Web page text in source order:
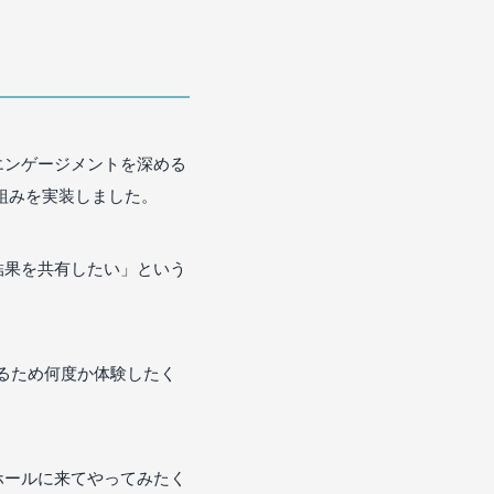
ゲージメントを深める
を実装しました。
を共有したい」という
め何度か体験したく
ルに来てやってみたく